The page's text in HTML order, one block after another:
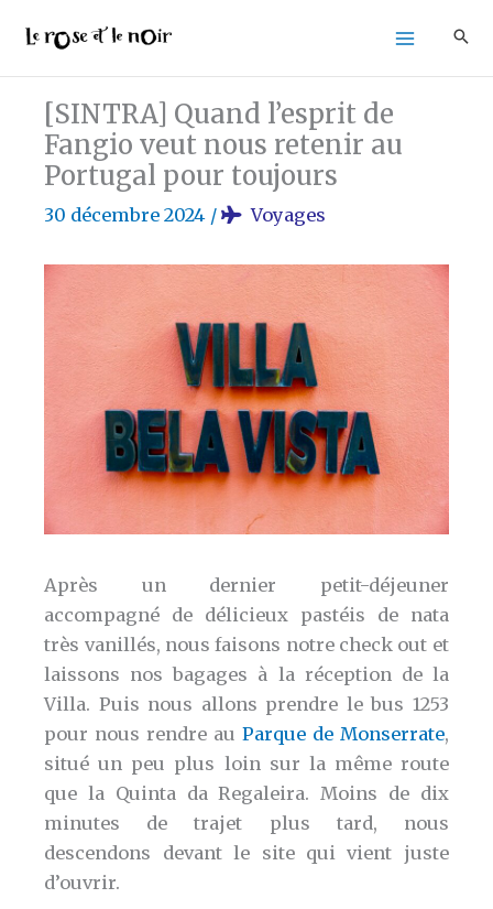
contenu
[SINTRA] Quand l’esprit de
Fangio veut nous retenir au
Portugal pour toujours
30 décembre 2024 / Voyages
Après un dernier petit-déjeuner
accompagné de délicieux pastéis de nata
très vanillés, nous faisons notre check out et
laissons nos bagages à la réception de la
Villa. Puis nous allons prendre le bus 1253
pour nous rendre au Parque de Monserrate,
situé un peu plus loin sur la même route
que la Quinta da Regaleira. Moins de dix
minutes de trajet plus tard, nous
descendons devant le site qui vient juste
d’ouvrir.